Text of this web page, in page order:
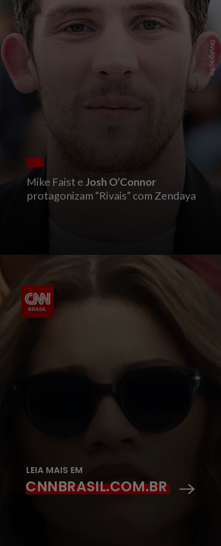
Mike Faist eJosh O’Connor
protagonizam “Rivais” com Zendaya
Divulgação
LEIA MAIS EM
CNNBRASIL.COM.BR